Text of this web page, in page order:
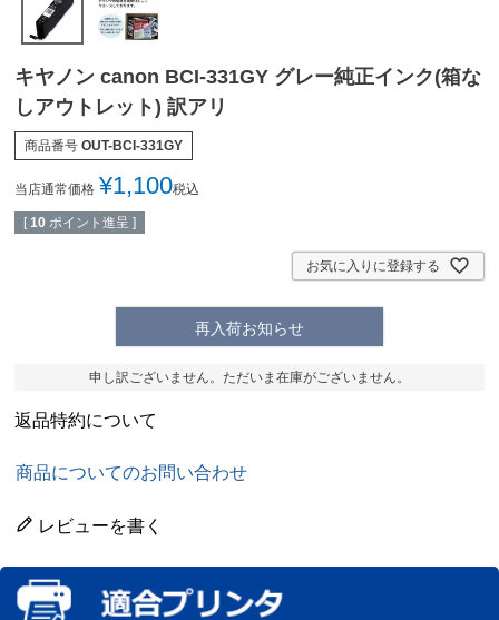
キヤノン canon BCI-331GY グレー純正インク(箱な
しアウトレット) 訳アリ
商品番号 OUT-BCI-331GY
当店通常価格 ¥1,100税込
[ 10 ポイント進呈 ]
お気に入りに登録する
再入荷お知らせ
申し訳ございません。ただいま在庫がございません。
返品特約について
商品についてのお問い合わせ
レビューを書く